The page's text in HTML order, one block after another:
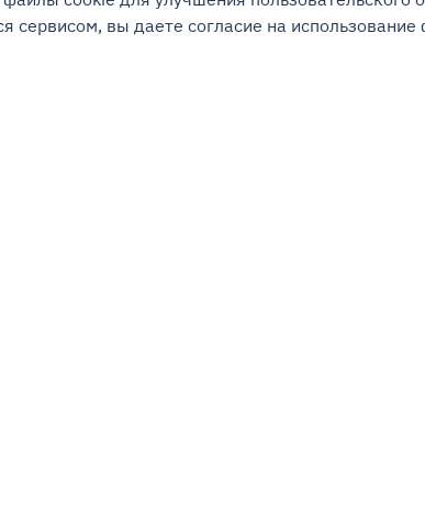
сервисом, вы даете согласие на использование